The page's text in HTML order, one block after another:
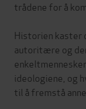
trådene for å
Historien kaster
autoritære og
ideologiene, og
til å fremstå